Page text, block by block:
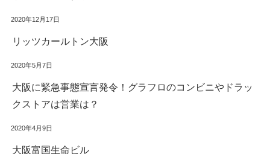
2020年12月17日
リッツカールトン大阪
2020年5月7日
大阪に緊急事態宣言発令！グラフロのコンビニやドラッ
クストアは営業は？
2020年4月9日
大阪富国生命ビル